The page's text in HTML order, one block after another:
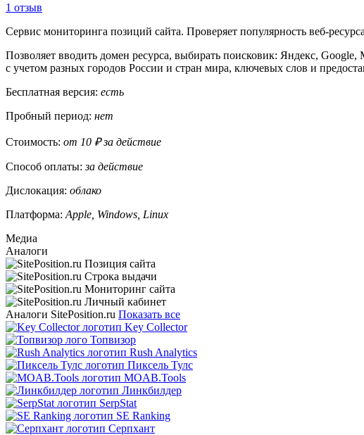
1 отзыв
Сервис мониторинга позиций сайта. Проверяет популярность веб-
Позволяет вводить домен ресурса, выбирать поисковик: Яндекс,
с учетом разных городов России и стран мира, ключевых слов и
Бесплатная версия: есть
Пробный период: нет
Стоимость: от 10 ₽ за действие
Способ оплаты:за действие
Дислокация: облако
Платформа: Apple, Windows, Linux
Медиа
Аналоги
Аналоги SitePosition.ru Показать все
Key Collector
Топвизор
Rush Analytics
Пиксель Тулс
MOAB.Tools
Линкбилдер
SerpStat
SE Ranking
Серпхант